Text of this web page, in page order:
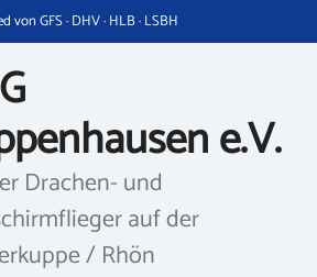
von GFS · DHV · HLB · LSBH
e.V.
Drachen- und
auf der
/ Rhön